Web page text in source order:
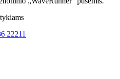
22211